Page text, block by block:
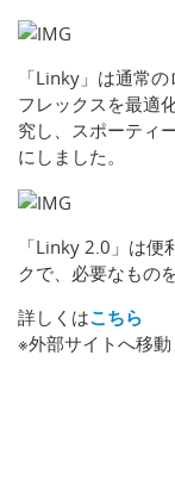
「Linky」は通常
フレックスを最適
究し、スポーティ
にしました。
「Linky 2.0」は
クで、必要なもの
詳しくはこちら
※外部サイトへ移動